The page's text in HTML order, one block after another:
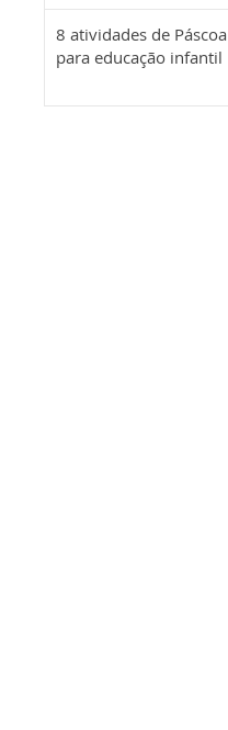
8 atividades de Páscoa
para educação infantil